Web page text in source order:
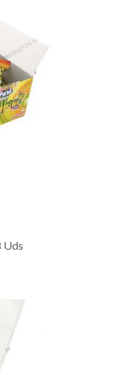
Uds